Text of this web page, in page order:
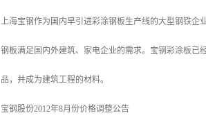
上海宝钢作为国内早引进彩涂钢板生产线的大型钢铁企
钢板满足国内外建筑、家电企业的需求。宝钢彩涂板已
品，并成为建筑工程的材料。
宝钢股份2012年8月份价格调整公告